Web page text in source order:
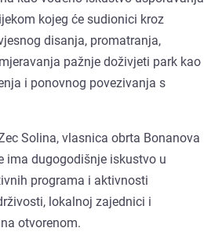
kojeg će sudionici kroz
disanja, promatranja,
pažnje doživjeti park kao
i ponovnog povezivanja s
Solina, vlasnica obrta Bonanova
ima dugogodišnje iskustvo u
programa i aktivnosti
lokalnoj zajednici i
otvorenom.